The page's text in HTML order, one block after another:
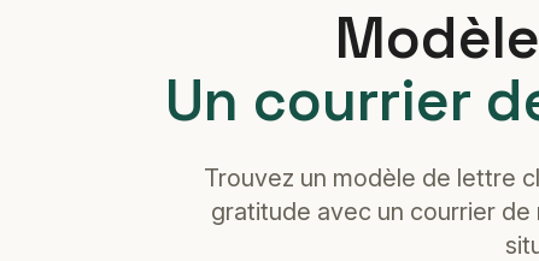
Un courrier
Trouvez un modèle de lettre
gratitude avec un courrier